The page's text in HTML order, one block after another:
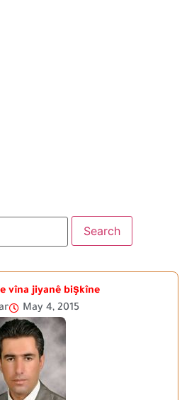
vîna jiyanê bişkîne
May 4, 2015